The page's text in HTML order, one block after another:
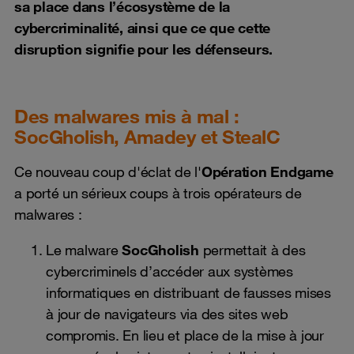
sa place dans l’écosystème de la
cybercriminalité, ainsi que ce que cette
disruption signifie pour les défenseurs.
Des malwares mis à mal :
SocGholish, Amadey et StealC
Ce nouveau coup d'éclat de l'Opération Endgame
a porté un sérieux coups à trois opérateurs de
malwares :
Le malwareSocGholish permettait à des
cybercriminels d’accéder aux systèmes
informatiques en distribuant de fausses mises
à jour de navigateurs via des sites web
compromis. En lieu et place de la mise à jour